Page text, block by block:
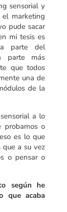
sensorial y
marketing
pude sacar
mi tesis es
parte del
parte más
que todos
una de
de la
a lo
probamos o
es lo que
que a su vez
o pensar o
según he
que acaba